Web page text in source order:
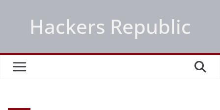
Hackers Republic